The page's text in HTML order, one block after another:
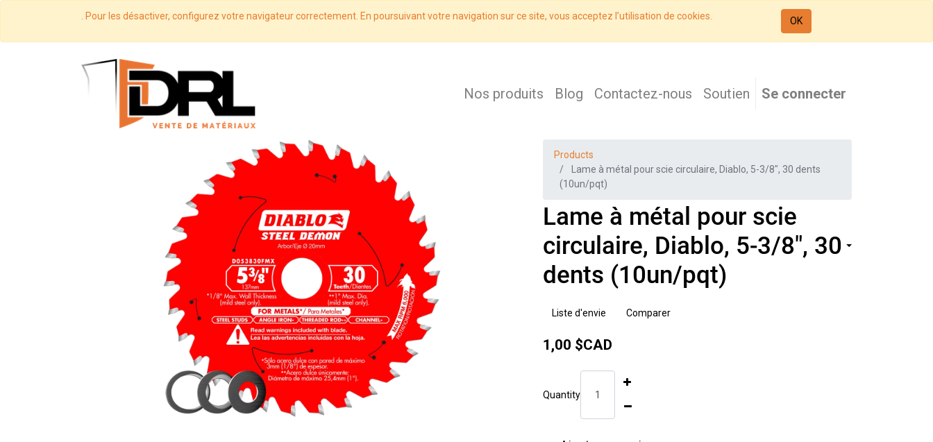
. Pour les désactiver, configurez votre navigateur correctement. En poursuivant votre navigation sur ce site, vous acceptez l’utilisation de cookies. OK
Nos produits Blog Contactez-nous Soutien Se connecter
Products
Lame à métal pour scie circulaire, Diablo, 5-3/8", 30 dents
(10un/pqt)
Lame à métal pour scie
circulaire, Diablo, 5-3/8", 30
dents (10un/pqt)
Liste d'envie Comparer
1,00 $CAD
Quantity